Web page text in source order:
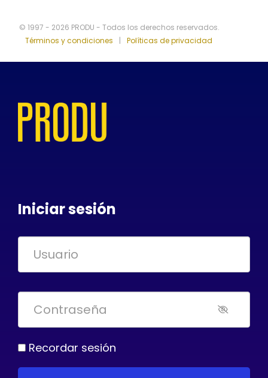
© 1997 - 2026 PRODU - Todos los derechos reservados.
Términos y condiciones
| Políticas de privacidad
Iniciar sesión
Recordar sesión